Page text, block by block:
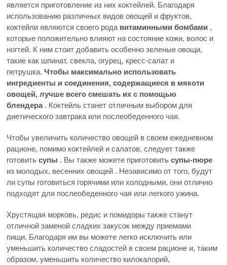
является приготовление из них коктейлей. Благодаря
использованию различных видов овощей и фруктов,
коктейли являются своего рода витаминными бомбами ,
которые положительно влияют на состояние кожи, волос и
ногтей. К ним стоит добавить особенно зеленые овощи,
такие как шпинат, свекла, огурец, кресс-салат и
петрушка.Чтобы максимально использовать
ингредиенты и соединения, содержащиеся в мякоти
овощей, лучше всего смешать их с помощью
блендера. Коктейль станет отличным выбором для
диетического завтрака или послеобеденного чая.
Чтобы увеличить количество овощей в своем ежедневном
рационе, помимо коктейлей и салатов, следует также
готовитьсупы . Вы также можете приготовитьсупы-пюре
из молодых, весенних овощей . Независимо от того, будут
ли супы готовиться горячими или холодными, они отлично
подходят для послеобеденного чая или легкого ужина.
Хрустящая морковь, редис и помидоры также станут
отличной заменой сладких закусок между приемами
пищи. Благодаря им вы можете легко исключить или
уменьшить количество сладостей в своем рационе и, таким
образом, уменьшить количество килокалорий,